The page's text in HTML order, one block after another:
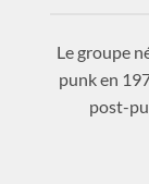
Le groupe
punk en
post-